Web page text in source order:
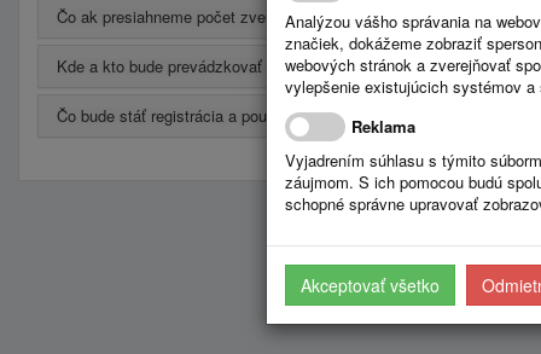
Čo ak presiahneme počet zverejnených údajov v bezplatnej verzii?
Kde a kto bude prevádzkovať portál?
Čo bude stáť registrácia a používanie?
Analýzou vášho správania na
značiek, dokážeme zobraziť
webových stránok a zverejňovať
vylepšenie existujúcich systémov
Reklama
Vyjadrením súhlasu s týmito
záujmom. S ich pomocou budú
schopné správne upravovať
Akceptovať všetko